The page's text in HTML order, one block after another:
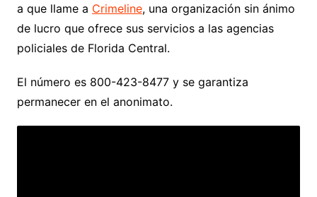
a que llame a Crimeline, una organización sin ánimo
de lucro que ofrece sus servicios a las agencias
policiales de Florida Central.
El número es 800-423-8477 y se garantiza
permanecer en el anonimato.